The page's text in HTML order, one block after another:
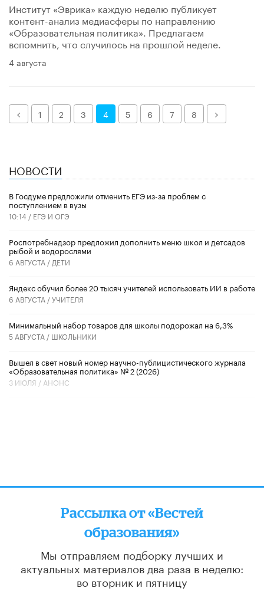
Институт «Эврика» каждую неделю публикует
контент-анализ медиасферы по направлению
«Образовательная политика». Предлагаем
вспомнить, что случилось на прошлой неделе.
4 августа
Назад1 2 3 4 5 6 7 8 Далее
НОВОСТИ
В Госдуме предложили отменить ЕГЭ из-за проблем с
поступлением в вузы
10:14 / ЕГЭ И ОГЭ
Роспотребнадзор предложил дополнить меню школ и детсадов
рыбой и водорослями
6 АВГУСТА / ДЕТИ
​Яндекс обучил более 20 тысяч учителей использовать ИИ в работе
6 АВГУСТА /УЧИТЕЛЯ
Минимальный набор товаров для школы подорожал на 6,3%
5 АВГУСТА / ШКОЛЬНИКИ
Вышел в свет новый номер научно-публицистического журнала
«Образовательная политика» № 2 (2026)
3 ИЮЛЯ / АНОНС
Рассылка от «Вестей
образования»
Мы отправляем подборку лучших и
актуальных материалов два раза в неделю:
во вторник и пятницу